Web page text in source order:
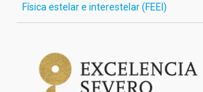
Física estelar e interestelar (FEEI)